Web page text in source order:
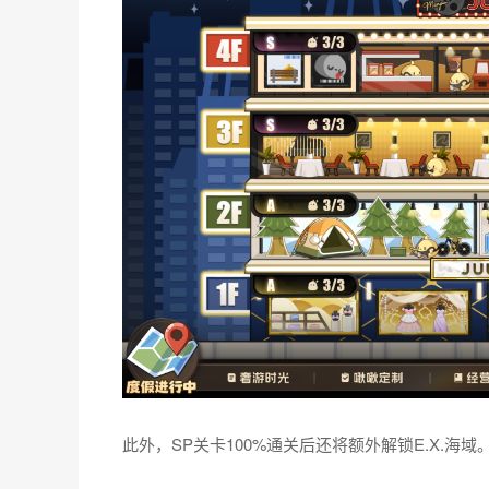
此外，SP关卡100%通关后还将额外解锁E.X.海域